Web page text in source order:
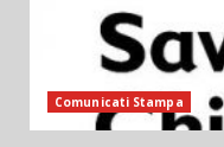
Comunicati Stampa